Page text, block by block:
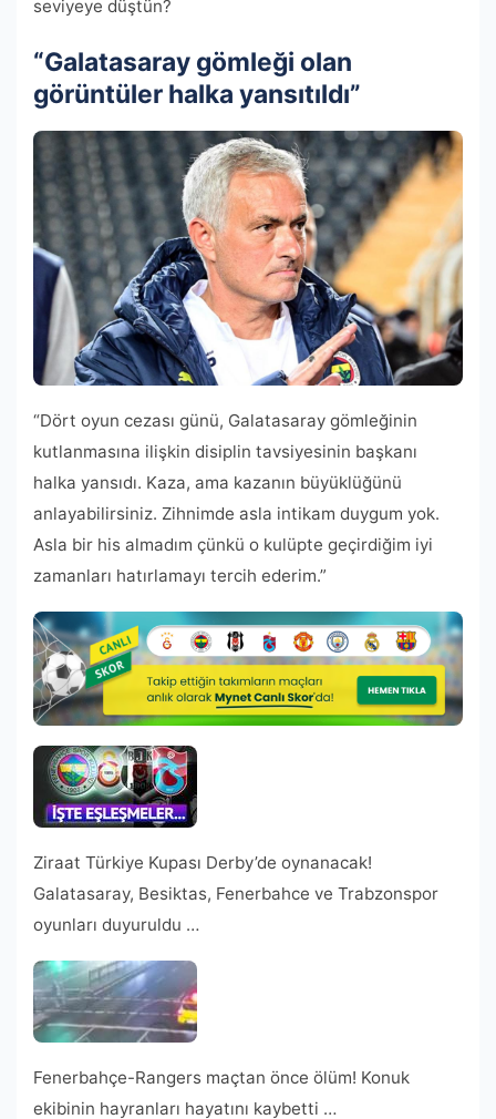
seviyeye düştün?
“Galatasaray gömleği olan
görüntüler halka yansıtıldı”
“Dört oyun cezası günü, Galatasaray gömleğinin
kutlanmasına ilişkin disiplin tavsiyesinin başkanı
halka yansıdı. Kaza, ama kazanın büyüklüğünü
anlayabilirsiniz. Zihnimde asla intikam duygum yok.
Asla bir his almadım çünkü o kulüpte geçirdiğim iyi
zamanları hatırlamayı tercih ederim.”
Ziraat Türkiye Kupası Derby’de oynanacak!
Galatasaray, Besiktas, Fenerbahce ve Trabzonspor
oyunları duyuruldu …
Fenerbahçe-Rangers maçtan önce ölüm! Konuk
ekibinin hayranları hayatını kaybetti …